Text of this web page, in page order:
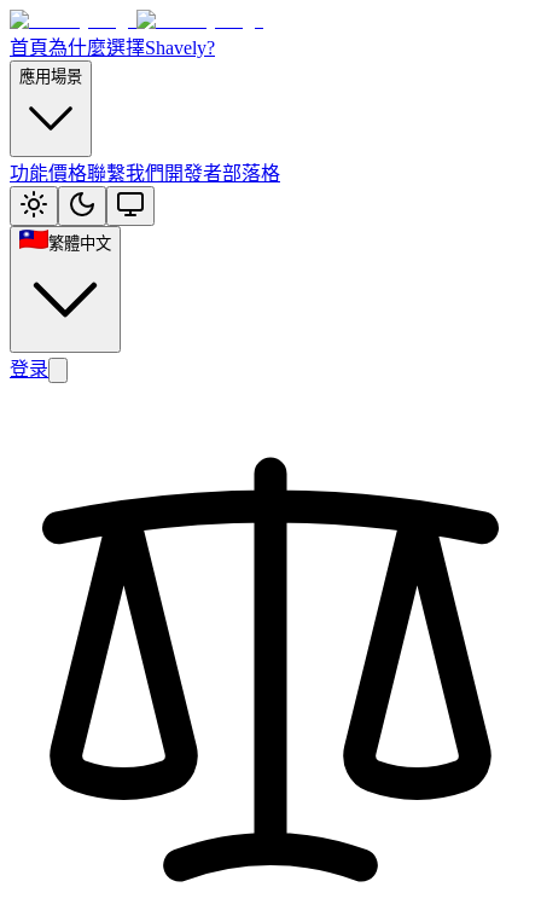
首頁為什麼選擇Shavely?
應用場景
功能價格聯繫我們 開發者部落格
繁體中文
登录